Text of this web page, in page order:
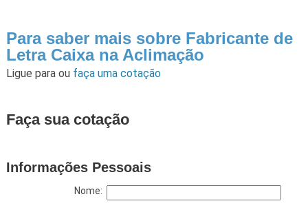
Para saber mais sobre Fabricante de
Letra Caixa na Aclimação
Ligue para ou faça uma cotação
Faça sua cotação
Informações Pessoais
Nome: